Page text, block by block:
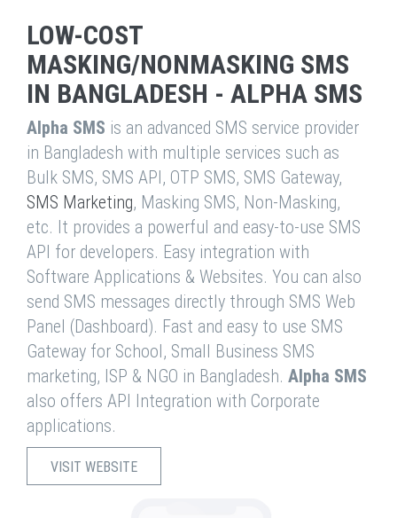
LOW-COST
MASKING/NONMASKING SMS
IN BANGLADESH - ALPHA SMS
Alpha SMS is an advanced SMS service provider
in Bangladesh with multiple services such as
Bulk SMS, SMS API, OTP SMS, SMS Gateway,
SMS Marketing, Masking SMS, Non-Masking,
etc. It provides a powerful and easy-to-use SMS
API for developers. Easy integration with
Software Applications & Websites. You can also
send SMS messages directly through SMS Web
Panel (Dashboard). Fast and easy to use SMS
Gateway for School, Small Business SMS
marketing, ISP & NGO in Bangladesh. Alpha SMS
also offers API Integration with Corporate
applications.
VISIT WEBSITE